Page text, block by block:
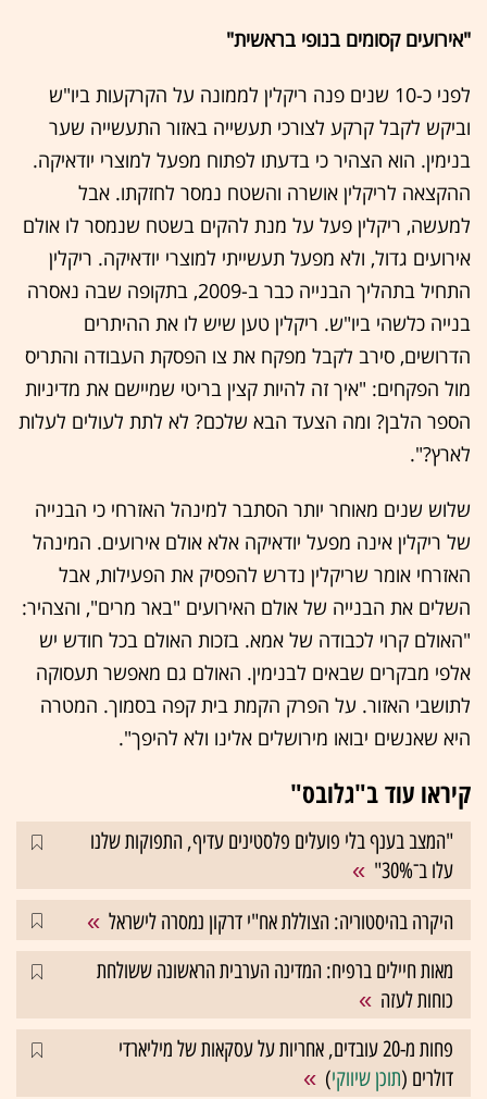
"אירועים קסומים בנופי בראשית"
לפני כ-10 שנים פנה ריקלין לממונה על הקרקעות ביו"ש
וביקש לקבל קרקע לצורכי תעשייה באזור התעשייה שער
בנימין. הוא הצהיר כי בדעתו לפתוח מפעל למוצרי יודאיקה.
ההקצאה לריקלין אושרה והשטח נמסר לחזקתו. אבל
למעשה, ריקלין פעל על מנת להקים בשטח שנמסר לו אולם
אירועים גדול, ולא מפעל תעשייתי למוצרי יודאיקה. ריקלין
התחיל בתהליך הבנייה כבר ב-2009, בתקופה שבה נאסרה
בנייה כלשהי ביו"ש. ריקלין טען שיש לו את ההיתרים
הדרושים, סירב לקבל מפקח את צו הפסקת העבודה והתריס
מול הפקחים: "איך זה להיות קצין בריטי שמיישם את מדיניות
הספר הלבן? ומה הצעד הבא שלכם? לא לתת לעולים לעלות
לארץ?".
שלוש שנים מאוחר יותר הסתבר למינהל האזרחי כי הבנייה
של ריקלין אינה מפעל יודאיקה אלא אולם אירועים. המינהל
האזרחי אומר שריקלין נדרש להפסיק את הפעילות, אבל
השלים את הבנייה של אולם האירועים "באר מרים", והצהיר:
"האולם קרוי לכבודה של אמא. בזכות האולם בכל חודש יש
אלפי מבקרים שבאים לבנימין. האולם גם מאפשר תעסוקה
לתושבי האזור. על הפרק הקמת בית קפה בסמוך. המטרה
היא שאנשים יבואו מירושלים אלינו ולא להיפך".
קיראו עוד ב"גלובס"
"המצב בענף בלי פועלים פלסטינים עדיף, התפוקות שלנו
עלו ב־30%"
היקרה בהיסטוריה: הצוללת אח"י דרקון נמסרה לישראל
מאות חיילים ברפיח: המדינה הערבית הראשונה ששולחת
כוחות לעזה
פחות מ-20 עובדים, אחריות על עסקאות של מיליארדי
דולרים (תוכן שיווקי)